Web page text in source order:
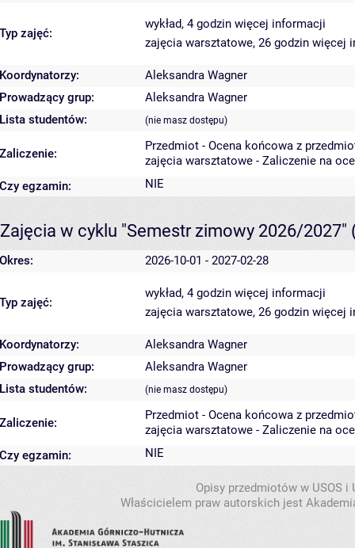
Typ zajęć:
wykład, 4 godzin więcej informacji
zajęcia warsztatowe, 26 godzin więcej
Koordynatorzy:
Aleksandra Wagner
Prowadzący grup:
Aleksandra Wagner
Lista studentów:
(nie masz dostępu)
Zaliczenie:
Przedmiot - Ocena końcowa z
zajęcia warsztatowe - Zaliczenie na
Czy egzamin:
NIE
Zajęcia w cyklu "Semestr zimowy 2026/2027"
Okres: 2026-10-01 - 2027-02-28
Typ zajęć:
wykład, 4 godzin więcej informacji
zajęcia warsztatowe, 26 godzin więcej
Koordynatorzy:
Aleksandra Wagner
Prowadzący grup:
Aleksandra Wagner
Lista studentów:
(nie masz dostępu)
Zaliczenie:
Przedmiot - Ocena końcowa z
zajęcia warsztatowe - Zaliczenie na
Czy egzamin:
NIE
Opisy przedmiotów w USOS
Właścicielem praw autorskich jest